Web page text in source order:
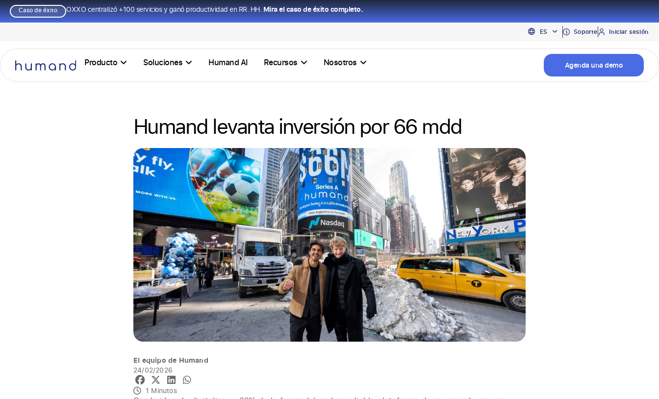
Caso de éxito OXXO centralizó +100 servicios y ganó productividad en RR. HH.Mira el caso de éxito completo.
ES
EN
PT
Soporte Iniciar sesión
Producto Soluciones Humand AI Recursos Nosotros Agenda una demo
Humand levanta inversión por 66 mdd
El equipo de Humand
24/02/2026
1 Minutos